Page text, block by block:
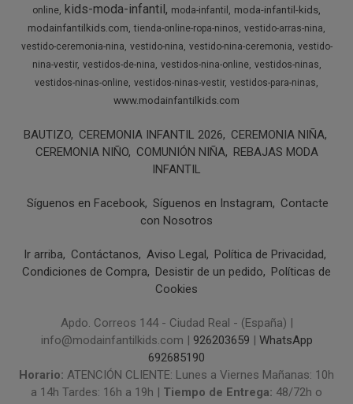
online kids-moda-infantil moda-infantil
moda-infantil-kids
modainfantilkids.com tienda-online-ropa-ninos vestido-arras-nina
vestido-ceremonia-nina vestido-nina vestido-nina-ceremonia vestido-
nina-vestir vestidos-de-nina vestidos-nina-online vestidos-ninas
vestidos-ninas-online vestidos-ninas-vestir vestidos-para-ninas
www.modainfantilkids.com
BAUTIZO CEREMONIA INFANTIL 2026
CEREMONIA NIÑA
CEREMONIA NIÑO COMUNIÓN NIÑA REBAJAS MODA
INFANTIL
Síguenos en Facebook Síguenos en Instagram
Contacte
con Nosotros
Ir arriba Contáctanos Aviso Legal
Política de Privacidad
Condiciones de Compra
Desistir de un pedido
Políticas de
Cookies
Apdo. Correos 144 - Ciudad Real - (España) |
info@modainfantilkids.com | 926203659 | WhatsApp
692685190
Horario: ATENCIÓN CLIENTE: Lunes a Viernes Mañanas: 10h
a 14h Tardes: 16h a 19h | Tiempo de Entrega: 48/72h o